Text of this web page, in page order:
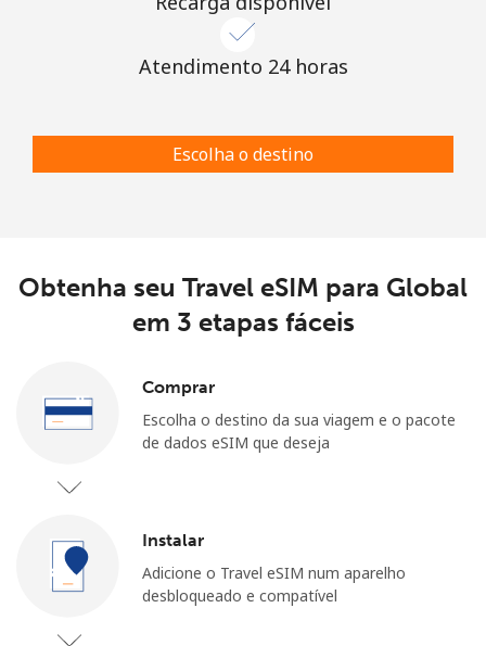
Atendimento 24 horas
Escolha o destino
Obtenha seu Travel eSIM para Global
em 3 etapas fáceis
Comprar
Escolha o destino da sua viagem e o pacote
de dados eSIM que deseja
Instalar
Adicione o Travel eSIM num aparelho
desbloqueado e compatível